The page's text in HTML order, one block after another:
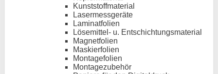
Kunststoffmaterial
Lasermessgeräte
Laminatfolien
Lösemittel- u. Entschichtungsmaterial
Magnetfolien
Maskierfolien
Montagefolien
Montagezubehör